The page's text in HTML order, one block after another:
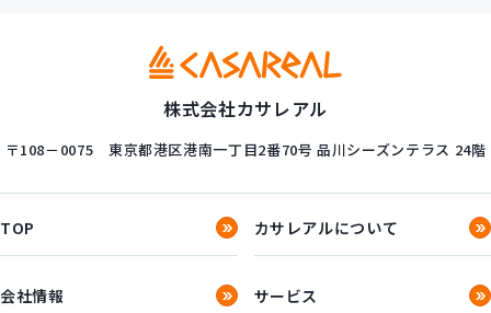
株式会社カサレアル
〒108－0075 東京都港区港南一丁目2番70号 品川シーズンテラス 24階
TOP カサレアルについて
会社情報 サービス